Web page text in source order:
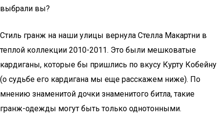
выбрали вы?
Стиль гранж на наши улицы вернула Стелла Макартни в
теплой коллекции 2010-2011. Это были мешковатые
кардиганы, которые бы пришлись по вкусу Курту Кобейну
(о судьбе его кардигана мы еще расскажем ниже). По
мнению знаменитой дочки знаменитого битла, такие
гранж-одежды могут быть только однотонными.